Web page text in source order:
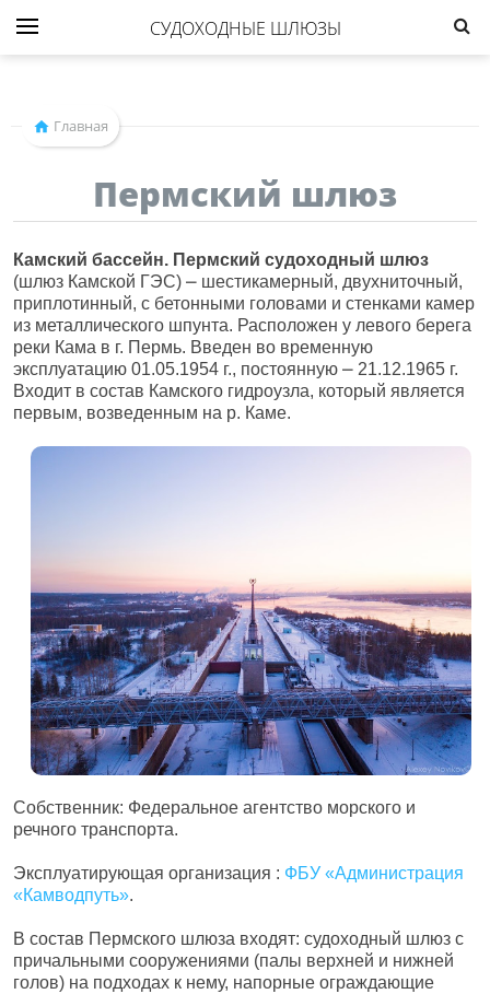
СУДОХОДНЫЕ ШЛЮЗЫ
Главная
Пермский шлюз
Камский бассейн. Пермский судоходный шлюз
(шлюз Камской ГЭС) ⎼ шестикамерный, двухниточный,
приплотинный, с бетонными головами и стенками камер
из металлического шпунта. Расположен у левого берега
реки Кама в г. Пермь. Введен во временную
эксплуатацию 01.05.1954 г., постоянную ⎼ 21.12.1965 г.
Входит в состав Камского гидроузла, который является
первым, возведенным на р. Каме.
Собственник: Федеральное агентство морского и
речного транспорта.
Эксплуатирующая организация : ФБУ «Администрация
«Камводпуть».
В состав Пермского шлюза входят: судоходный шлюз с
причальными сооружениями (палы верхней и нижней
голов) на подходах к нему, напорные ограждающие